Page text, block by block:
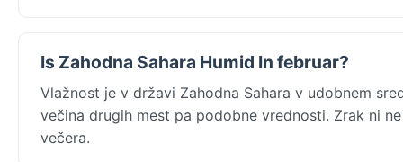
Is Zahodna Sahara Humid In februar?
Vlažnost je v državi Zahodna Sahara v udobnem
večina drugih mest pa podobne vrednosti. Zrak ni
večera.